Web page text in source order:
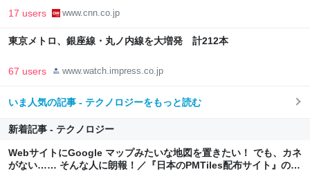
17 users www.cnn.co.jp
東京メトロ、銀座線・丸ノ内線を大増発 計212本
67 users www.watch.impress.co.jp
いま人気の記事 - テクノロジーをもっと読む
新着記事 - テクノロジー
WebサイトにGoogle マップみたいな地図を置きたい！ でも、カネ
がない…… そんな人に朗報！／『日本のPMTiles配布サイト』のデ